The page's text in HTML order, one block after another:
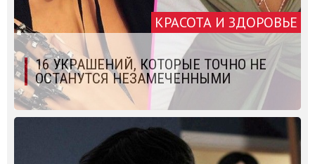
КРАСОТА И ЗДОРОВЬЕ
16 УКРАШЕНИЙ, КОТОРЫЕ ТОЧНО НЕ
ОСТАНУТСЯ НЕЗАМЕЧЕННЫМИ